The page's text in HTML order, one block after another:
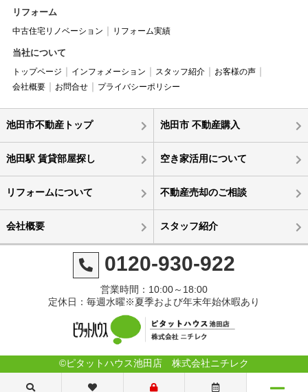
リフォーム
中古住宅リノベーション リフォーム実績
当社について
トップページ インフォメーション スタッフ紹介
お客様の声
会社概要
お問合せ プライバシーポリシー
池田市不動産トップ 池田市 不動産購入
池田駅 賃貸部屋探し 空き家活用について
リフォームについて 不動産売却のご相談
会社概要 スタッフ紹介
0120-930-922
営業時間：10:00～18:00
定休日：毎週水曜※夏季および年末年始休暇あり
©ピタットハウス池田店 株式会社ニチレク